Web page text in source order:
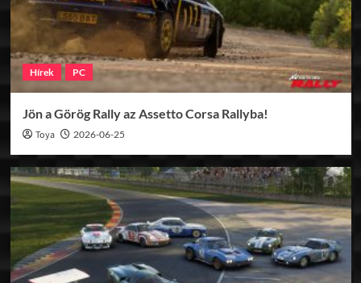
Hírek PC
Jön a Görög Rally az Assetto Corsa Rallyba!
Toya 2026-06-25